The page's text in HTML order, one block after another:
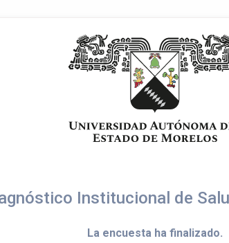
Institucional de
La encuesta ha finalizado.